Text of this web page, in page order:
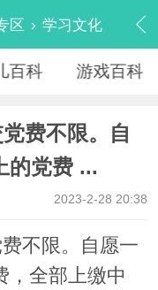
区 › 学习文化
百科 游戏百科
费不限。自
的党费 ...
2023-2-28 20:38
不限。自愿一
，全部上缴中